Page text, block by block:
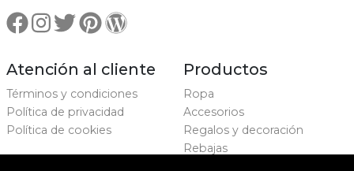
Atención al cliente
Términos y condiciones
Política de privacidad
Política de cookies
Productos
Ropa
Accesorios
Regalos y decoración
Rebajas